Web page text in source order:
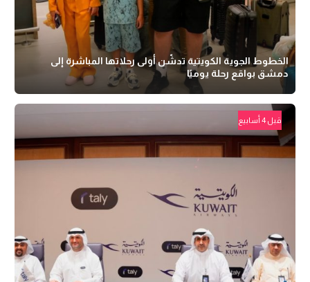
الخطوط الجوية الكويتية تدشّن أولى رحلاتها المباشرة إلى
دمشق بواقع رحلة يوميًا
قبل 4 أسابيع